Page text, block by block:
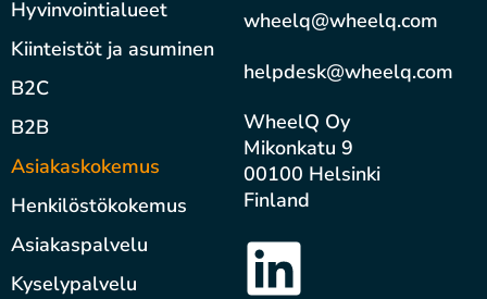
Hyvinvointialueet
Kiinteistöt ja asuminen
B2C
B2B
Asiakaskokemus
Henkilöstökokemus
Asiakaspalvelu
Kyselypalvelu
wheelq@wheelq.com
helpdesk@wheelq.com
WheelQ Oy
Mikonkatu 9
00100 Helsinki
Finland